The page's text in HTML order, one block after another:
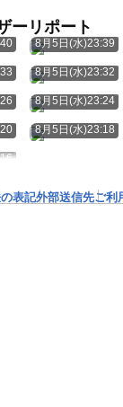
ーリポート
8月5日(水)23:39
8月5日(水)23:32
8月5日(水)23:24
8月5日(水)23:18
表記外部送信先ご利